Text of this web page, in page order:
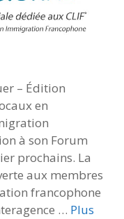
– Édition
en
à son Forum
prochains. La
aux membres
francophone
… Plus